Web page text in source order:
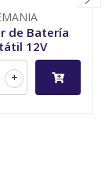
de Batería
12V
+